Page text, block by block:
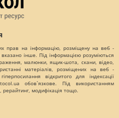
прав на інформацію, розміщену на веб -
інше. Під інформацією розуміються
малюнки, ящик-шота, скани, відео,
матеріалів, розміщених на веб -
відкритого для індексації
обов`язкове. Під використанням
рерайтинг, модифікація тощо.